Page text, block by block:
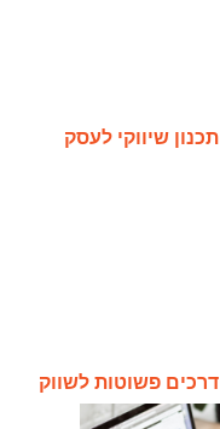
תכנון שיווקי לעסק
דרכים פשוטות לשווק